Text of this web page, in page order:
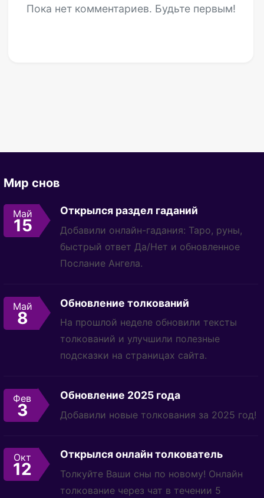
Пока нет комментариев. Будьте первым!
Мир снов
Май
15
Открылся раздел гаданий
Добавили онлайн-гадания: Таро, руны,
быстрый ответ Да/Нет и обновленное
Послание Ангела.
Май
8
Обновление толкований
На прошлой неделе обновили тексты
толкований и улучшили полезные
подсказки на страницах сайта.
Фев
3
Обновление 2025 года
Добавили новые толкования за 2025 год!
Окт
12
Открылся онлайн толкователь
Толкуйте Ваши сны по новому! Онлайн
толкование через чат в течении 5